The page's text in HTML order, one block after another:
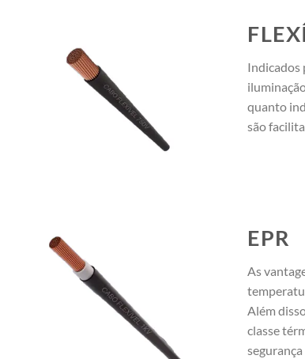
Indicados
quanto
são
EPR
As
Além
classe